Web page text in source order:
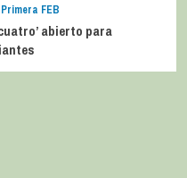
Primera FEB
abierto para